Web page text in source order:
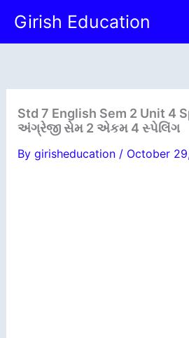
content
Girish Education
Std 7 English Sem 2 Unit 4
અંગ્રેજી સેમ 2 એકમ 4 સ્પેલિંગ
By girisheducation / October